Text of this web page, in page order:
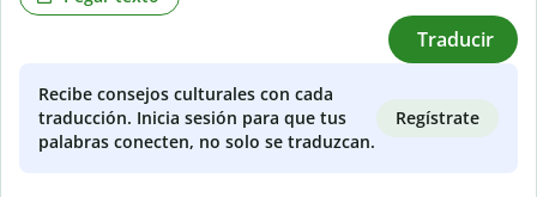
Traducir
Recibe consejos culturales con cada
traducción. Inicia sesión para que tus
palabras conecten, no solo se traduzcan.
Regístrate